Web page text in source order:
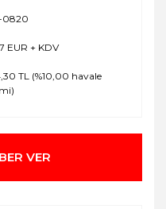
0820
EUR + KDV
TL (%10,00 havale
VER